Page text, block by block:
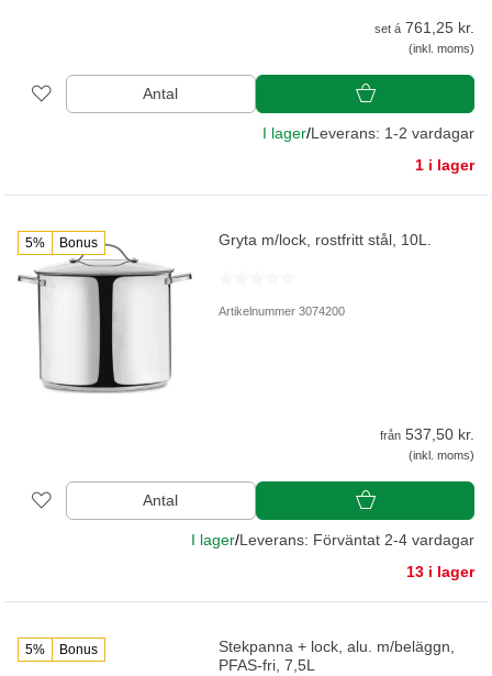
set á 761,25 kr.
(inkl. moms)
Antal
I lager/Leverans: 1-2 vardagar
1 i lager
5% Bonus Gryta m/lock, rostfritt stål, 10L.
Artikelnummer 3074200
från 537,50 kr.
(inkl. moms)
Antal
I lager/Leverans: Förväntat 2-4 vardagar
13 i lager
5% Bonus
Stekpanna + lock, alu. m/beläggn,
PFAS-fri, 7,5L